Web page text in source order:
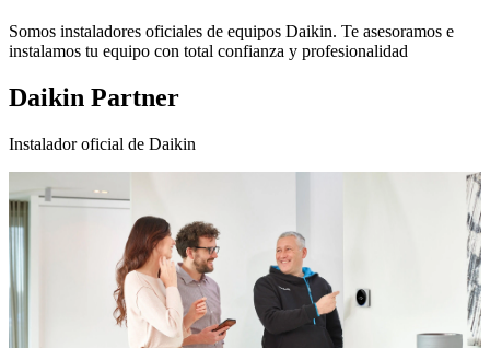
Somos instaladores oficiales de equipos Daikin. Te asesoramos e
instalamos tu equipo con total confianza y profesionalidad
Daikin Partner
Instalador oficial de Daikin